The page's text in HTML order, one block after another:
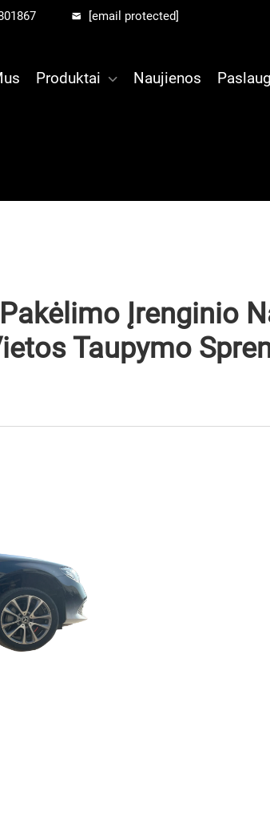
[email protected]
Produktai Naujienos
Įrenginio
Taupymo